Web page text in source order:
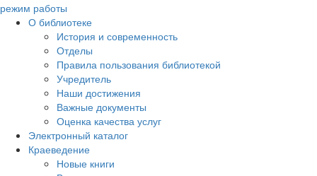
режим работы
О библиотеке
История и современность
Отделы
Правила пользования библиотекой
Учредитель
Наши достижения
Важные документы
Оценка качества услуг
Электронный каталог
Краеведение
Новые книги